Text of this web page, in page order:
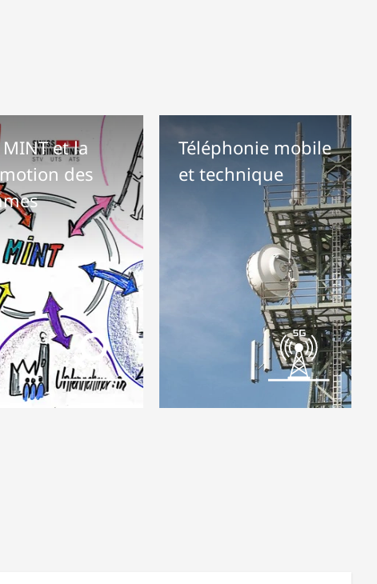
et la
des
Téléphonie mobile
et technique